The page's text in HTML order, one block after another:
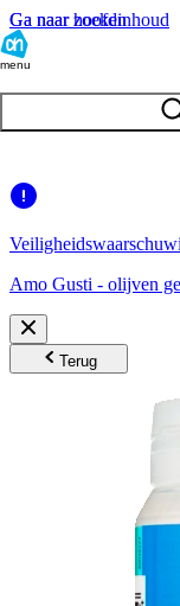
Ga naar hoofdinhoud
Ga naar zoeken
menu
Amo Gusti - olijven
Terug